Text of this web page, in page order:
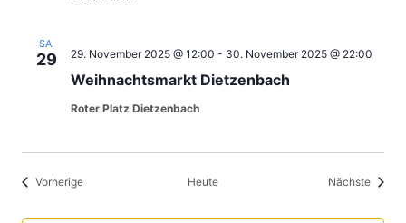
SA.
29
Weihnachtsmarkt Dietzenbach
29. November 2025 @ 12:00 - 30. November 2025 @ 22:00
Roter Platz Dietzenbach
VorherigeVeranstaltungen Heute Nächste